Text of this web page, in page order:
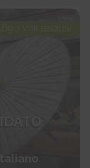
voli esclusi